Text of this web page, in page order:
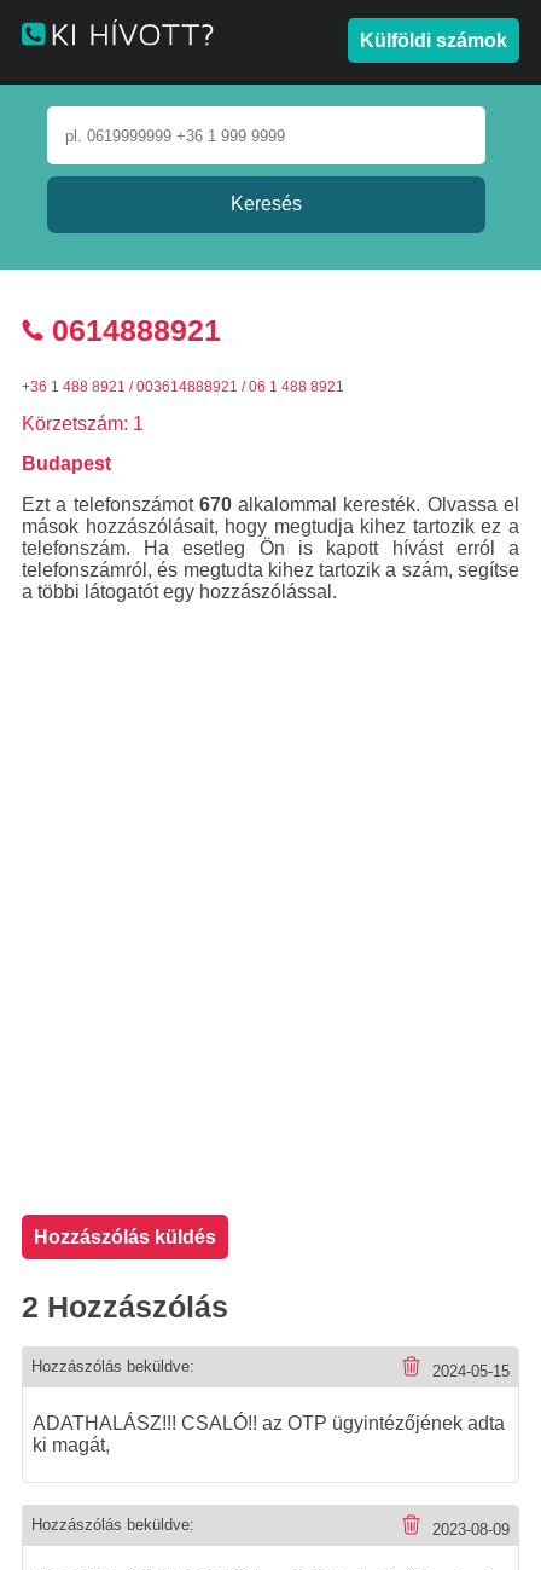
Külföldi számok
0614888921
+36 1 488 8921 / 003614888921 / 06 1 488 8921
Körzetszám: 1
Budapest
Ezt a telefonszámot 670alkalommal keresték. Olvassa el
mások hozzászólásait, hogy megtudja kihez tartozik ez a
telefonszám. Ha esetleg Ön is kapott hívást erról a
telefonszámról, és megtudta kihez tartozik a szám, segítse
a többi látogatót egy hozzászólással.
Hozzászólás küldés
2 Hozzászólás
Hozzászólás beküldve: 2024-05-15
ADATHALÁSZ!!! CSALÓ!! az OTP ügyintézőjének adta
ki magát,
Hozzászólás beküldve: 2023-08-09